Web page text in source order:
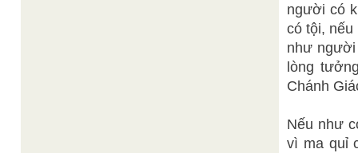
người có
có tội,
như người
lòng
Chánh
Nếu như
vì ma quỉ